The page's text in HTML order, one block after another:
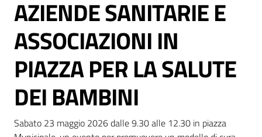
C
a
r
t
a
AZIENDE SANITARIE E
ASSOCIAZIONI IN
PIAZZA PER LA SALUTE
DEI BAMBINI
Sabato 23 maggio 2026 dalle 9.30 alle 12.30 in piazza